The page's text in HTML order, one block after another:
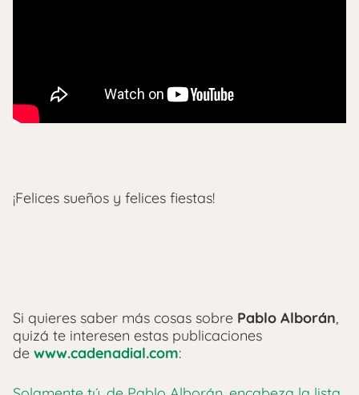
¡Felices sueños y felices fiestas!
Si quieres saber más cosas sobre Pablo Alborán,
quizá te interesen estas publicaciones
de www.cadenadial.com: